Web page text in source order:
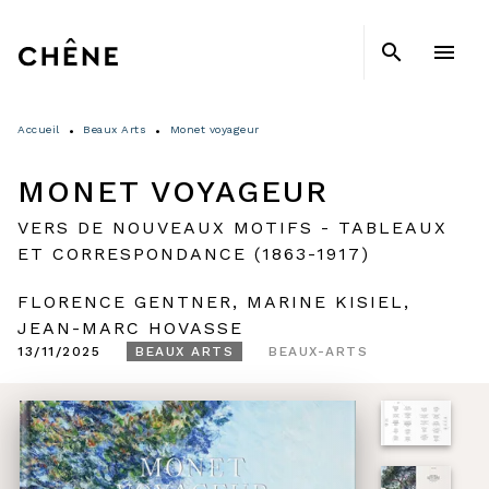
MENU
search menu
Accueil • Beaux Arts • Monet voyageur
MONET VOYAGEUR
VERS DE NOUVEAUX MOTIFS - TABLEAUX
ET CORRESPONDANCE (1863-1917)
FLORENCE GENTNER, MARINE KISIEL,
JEAN-MARC HOVASSE
13/11/2025 BEAUX ARTS BEAUX-ARTS